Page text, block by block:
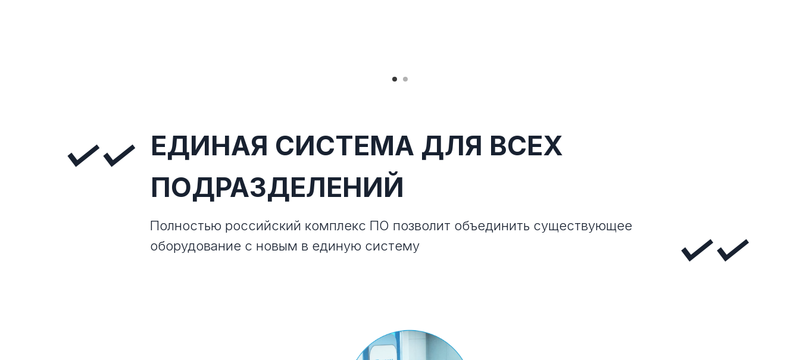
ЕДИНАЯ СИСТЕМА ДЛЯ ВСЕХ
ПОДРАЗДЕЛЕНИЙ
Полностью российский комплекс ПО позволит объединить существующее
оборудование с новым в единую систему
✓✓
✓✓